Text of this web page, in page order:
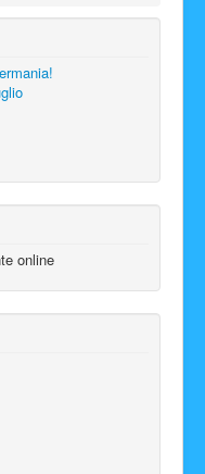
online